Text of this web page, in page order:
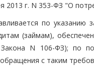
2013 г. N 353-ФЗ "О
по
(займам),
N 106-ФЗ); по
с таким